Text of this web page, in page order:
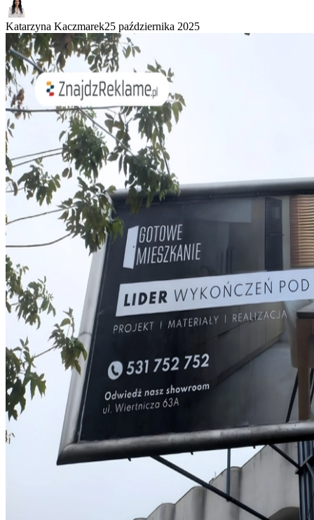
Katarzyna Kaczmarek25 października 2025